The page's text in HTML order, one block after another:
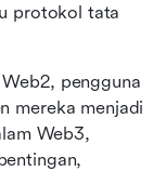
protokol tata
pengguna
mereka menjadi
Web3,